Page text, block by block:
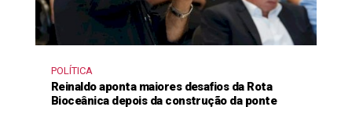
POLÍTICA
Reinaldo aponta maiores desafios da Rota
Bioceânica depois da construção da ponte